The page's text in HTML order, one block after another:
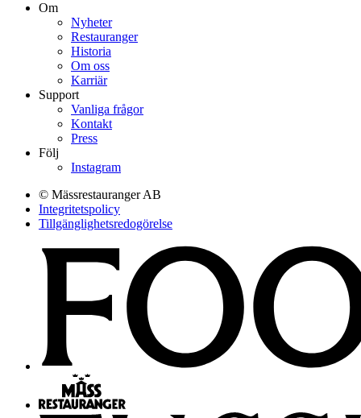
Om
Nyheter
Restauranger
Historia
Om oss
Karriär
Support
Vanliga frågor
Kontakt
Press
Följ
Instagram
© Mässrestauranger AB
Integritetspolicy
Tillgänglighetsredogörelse